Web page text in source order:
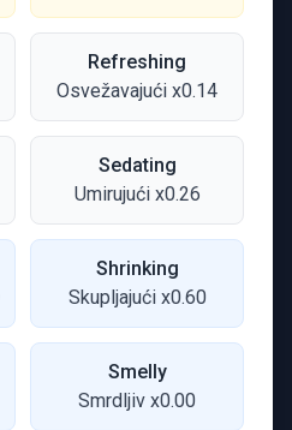
Refreshing
Osvežavajući x0.14
Sedating
Umirujući x0.26
Shrinking
Skupljajući x0.60
Smelly
Smrdljiv x0.00